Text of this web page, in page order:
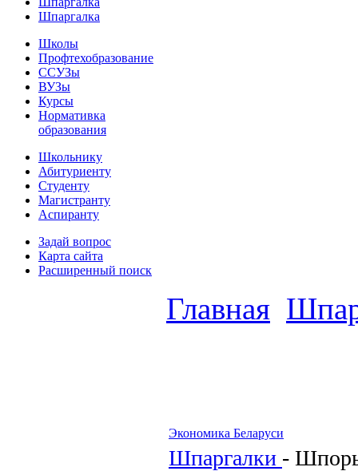
Шпаргалка
Школы
Профтехобразование
ССУЗы
ВУЗы
Курсы
Нормативка
образования
Школьнику
Абитуриенту
Студенту
Магистранту
Аспиранту
Задай вопрос
Карта сайта
Расширенный поиск
Главная
Экономика Беларуси
Шпаргалки -